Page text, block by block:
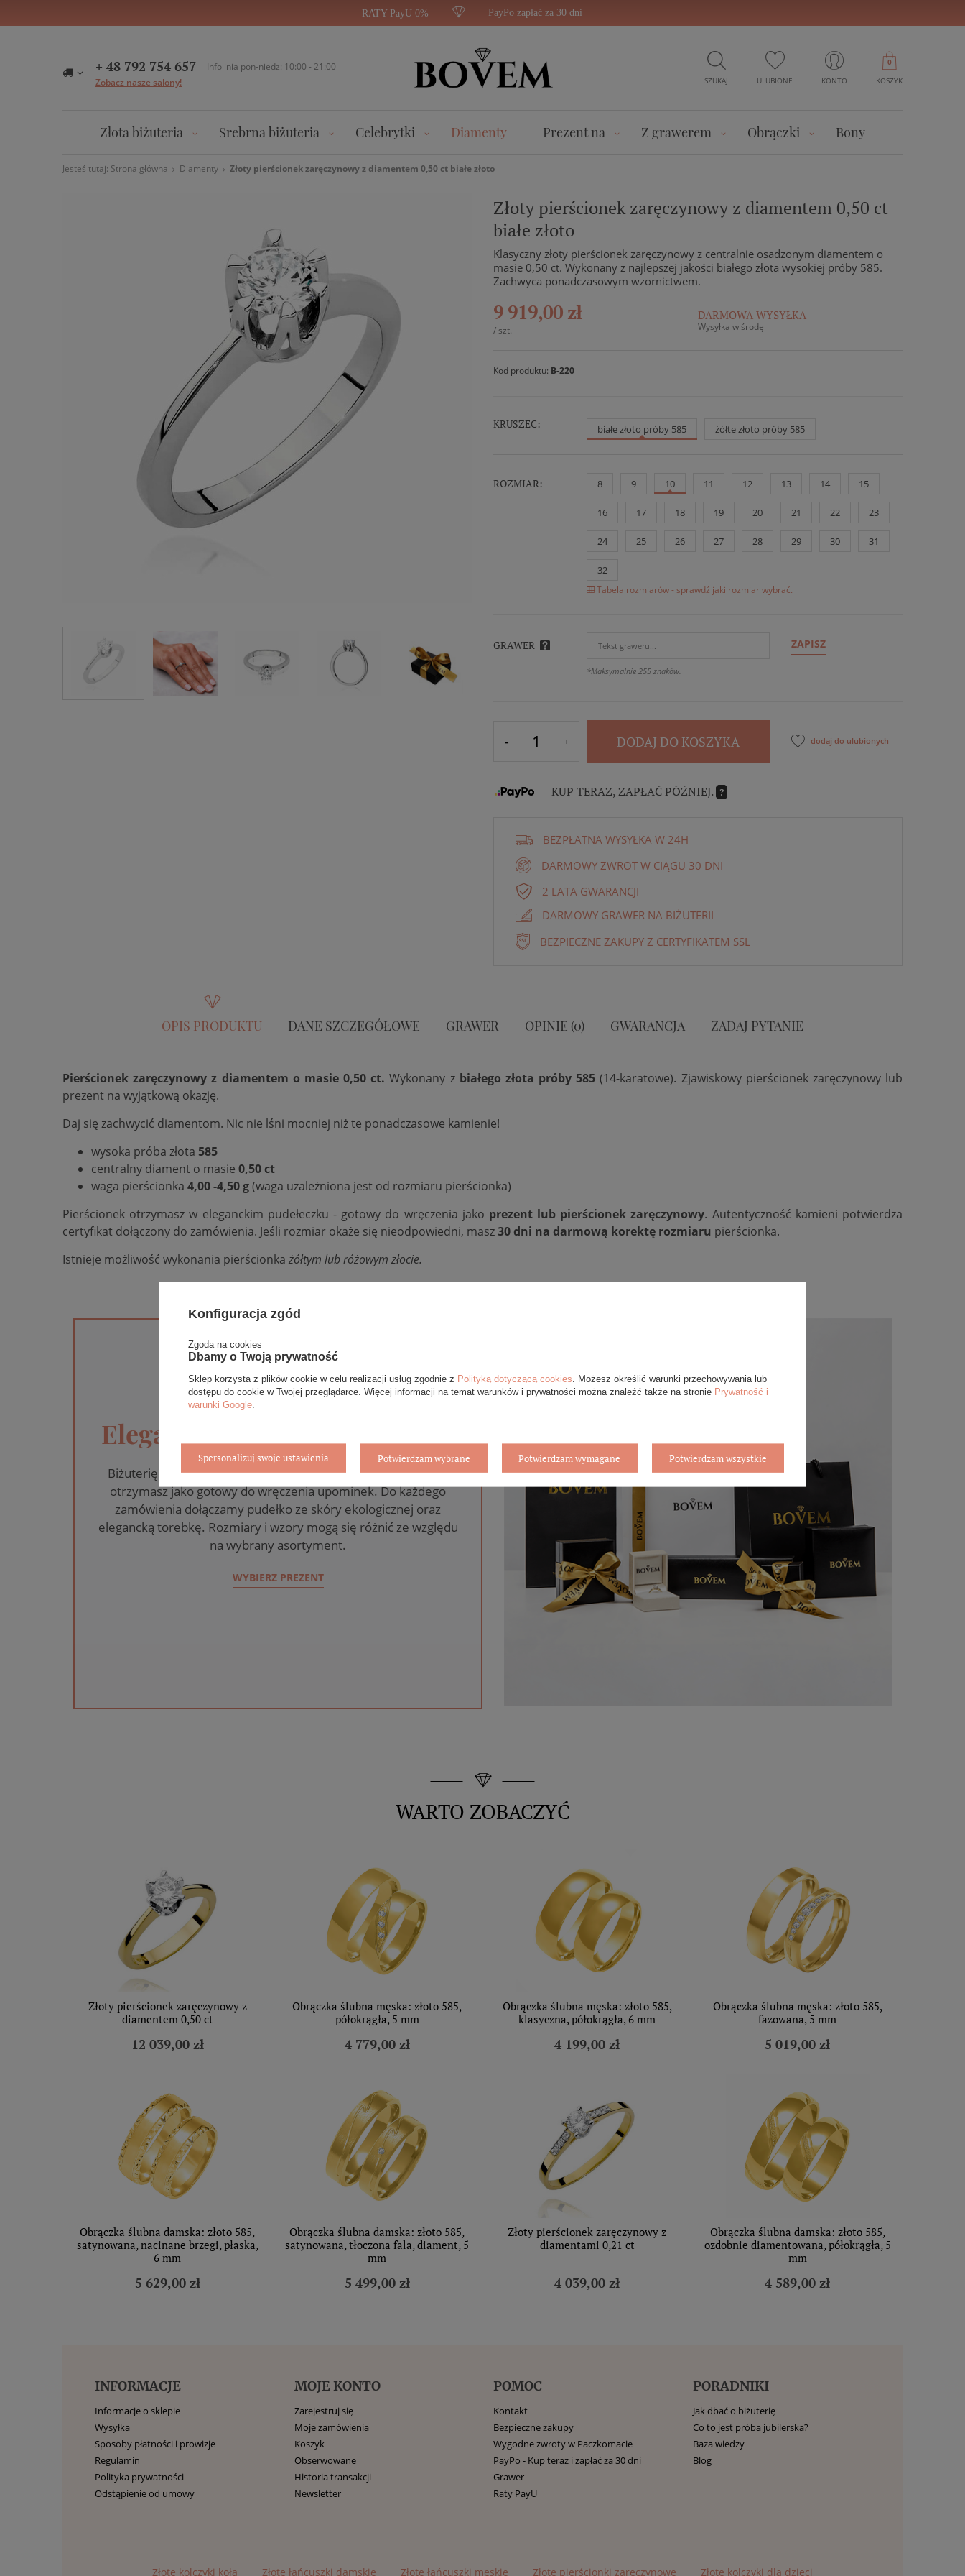
RATY PayU 0% PayPo zapłać za 30 dni
+ 48 792 754 657
Infolinia pon-niedz: 10:00 - 21:00
Zobacz nasze salony!
SZUKAJ ULUBIONE KONTO KOSZYK
0
Złota biżuteria Srebrna biżuteria Celebrytki Diamenty Prezent na Z grawerem Obrączki Bony
Jesteś tutaj: Strona główna Diamenty Złoty pierścionek zaręczynowy z diamentem 0,50 ct białe złoto
Złoty pierścionek zaręczynowy z diamentem 0,50 ct
białe złoto
Klasyczny złoty pierścionek zaręczynowy z centralnie osadzonym diamentem o
masie 0,50 ct. Wykonany z najlepszej jakości białego złota wysokiej próby 585.
Zachwyca ponadczasowym wzornictwem.
9 919,00 zł
/ szt.
DARMOWA WYSYŁKA
Wysyłka w środę
Kod produktu: B-220
KRUSZEC: białe złoto próby 585 żółte złoto próby 585
ROZMIAR: 8 9 10 11 12 13 14 15
16 17 18 19 20 21 22 23
24 25 26 27 28 29 30 31
32
Tabela rozmiarów - sprawdź jaki rozmiar wybrać.
GRAWER ZAPISZ
*Maksymalnie 255 znaków.
DODAJ DO KOSZYKA dodaj do ulubionych
KUP TERAZ, ZAPŁAĆ PÓŹNIEJ. ?
BEZPŁATNA WYSYŁKA W 24H
DARMOWY ZWROT W CIĄGU 30 DNI
2 LATA GWARANCJI
DARMOWY GRAWER NA BIŻUTERII
BEZPIECZNE ZAKUPY Z CERTYFIKATEM SSL
OPIS PRODUKTU DANE SZCZEGÓŁOWE GRAWER OPINIE (0) GWARANCJA ZADAJ PYTANIE
Pierścionek zaręczynowy z diamentem o masie 0,50 ct. Wykonany zbiałego złota próby 585 (14-karatowe). Zjawiskowy pierścionek zaręczynowy lub
prezent na wyjątkową okazję.
Daj się zachwycić diamentom. Nic nie lśni mocniej niż te ponadczasowe kamienie!
wysoka próba złota 585
centralny diament o masie 0,50 ct
waga pierścionka 4,00 -4,50 g(waga uzależniona jest od rozmiaru pierścionka)
Pierścionek otrzymasz w eleganckim pudełeczku - gotowy do wręczenia jako prezent lub pierścionek zaręczynowy. Autentyczność kamieni potwierdza
certyfikat dołączony do zamówienia. Jeśli rozmiar okaże się nieodpowiedni, masz30 dni na darmową korektę rozmiaru pierścionka.
Istnieje możliwość wykonania pierścionka żółtym lub różowym złocie.
Eleganckie opakowanie gratis
Biżuterię i zegarki zakupione w sklepie internetowym BOVEM
otrzymasz jako gotowy do wręczenia upominek. Do każdego
zamówienia dołączamy pudełko ze skóry ekologicznej oraz
elegancką torebkę. Rozmiary i wzory mogą się różnić ze względu
na wybrany asortyment.
WYBIERZ PREZENT
WARTO ZOBACZYĆ
Złoty pierścionek zaręczynowy z
diamentem 0,50 ct
12 039,00 zł
Obrączka ślubna męska: złoto 585,
półokrągła, 5 mm
4 779,00 zł
Obrączka ślubna męska: złoto 585,
klasyczna, półokrągła, 6 mm
4 199,00 zł
Obrączka ślubna męska: złoto 585,
fazowana, 5 mm
5 019,00 zł
Obrączka ślubna damska: złoto 585,
satynowana, nacinane brzegi, płaska,
6 mm
5 629,00 zł
Obrączka ślubna damska: złoto 585,
satynowana, tłoczona fala, diament, 5
mm
5 499,00 zł
Złoty pierścionek zaręczynowy z
diamentami 0,21 ct
4 039,00 zł
Obrączka ślubna damska: złoto 585,
ozdobnie diamentowana, półokrągła, 5
mm
4 589,00 zł
INFORMACJE
Informacje o sklepie
Wysyłka
Sposoby płatności i prowizje
Regulamin
Polityka prywatności
Odstąpienie od umowy
MOJE KONTO
Zarejestruj się
Moje zamówienia
Koszyk
Obserwowane
Historia transakcji
Newsletter
POMOC
Kontakt
Bezpieczne zakupy
Wygodne zwroty w Paczkomacie
PayPo - Kup teraz i zapłać za 30 dni
Grawer
Raty PayU
PORADNIKI
Jak dbać o biżuterię
Co to jest próba jubilerska?
Baza wiedzy
Blog
Złote kolczyki koła Złote łańcuszki damskie Złote łańcuszki męskie Złote pierścionki zaręczynowe Złote kolczyki dla dzieci
Konfiguracja zgód
Zgoda na cookies
Dbamy o Twoją prywatność
Sklep korzysta z plików cookie w celu realizacji usług zgodnie z Polityką dotyczącą cookies . Możesz określić warunki przechowywania lub
dostępu do cookie w Twojej przeglądarce. Więcej informacji na temat warunków i prywatności można znaleźć także na stronie Prywatność i
warunki Google
Spersonalizuj swoje ustawienia Potwierdzam wybrane Potwierdzam wymagane Potwierdzam wszystkie